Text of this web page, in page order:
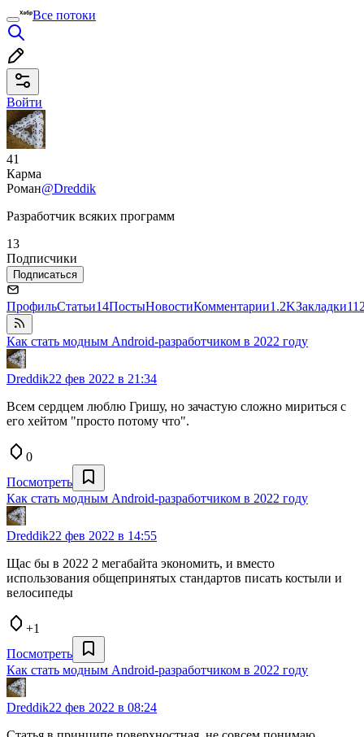
Все потоки
Войти
41
Карма
Роман@Dreddik
Разработчик всяких программ
13
Подписчики
Подписаться
ПрофильСтатьи14ПостыНовостиКомментарии1.2KЗакладки
Как стать модным Android-разработчиком в 2022 году
Dreddik22 фев 2022 в 21:34
Всем сердцем люблю Гришу, но зачастую сложно мириться с
его хейтом "просто потому что".
0
Посмотреть
Как стать модным Android-разработчиком в 2022 году
Dreddik22 фев 2022 в 14:55
Щас бы в 2022 2 мегабайта экономить, и вместо
использования общепринятых стандартов писать костыли и
велосипеды
+1
Посмотреть
Как стать модным Android-разработчиком в 2022 году
Dreddik22 фев 2022 в 08:24